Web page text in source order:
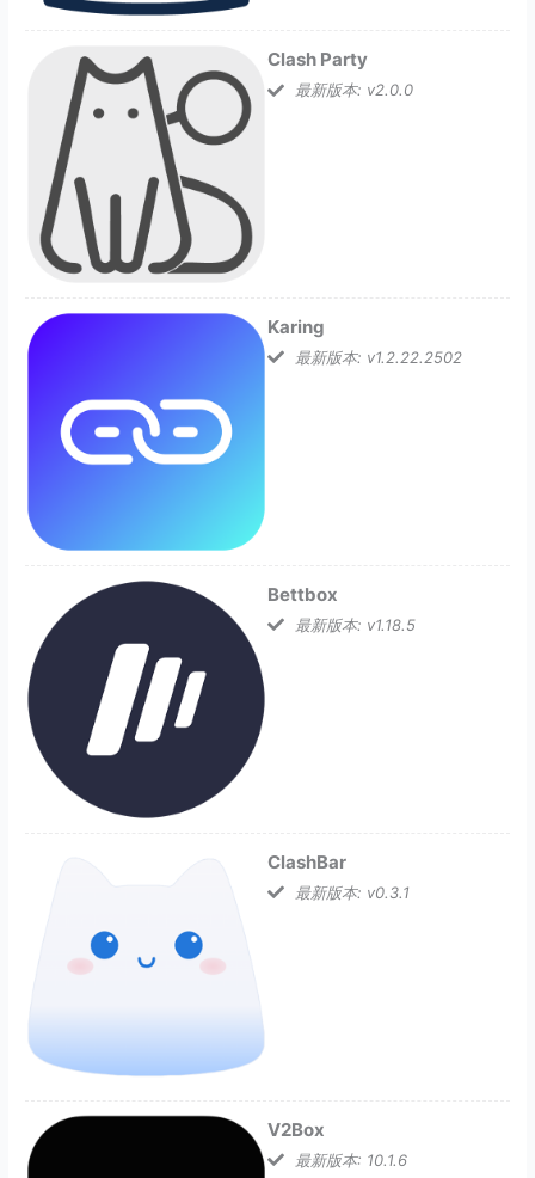
Clash Party
最新版本: v2.0.0
Karing
最新版本: v1.2.22.2502
Bettbox
最新版本: v1.18.5
ClashBar
最新版本: v0.3.1
V2Box
最新版本: 10.1.6